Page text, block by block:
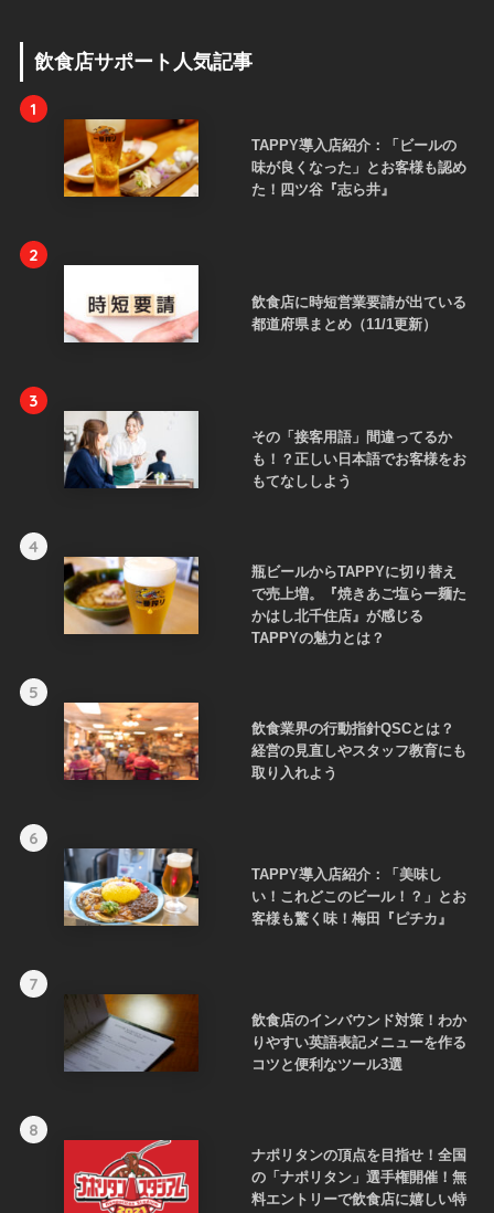
飲食店サポート人気記事
1
TAPPY導入店紹介：「ビールの
味が良くなった」とお客様も認め
た！四ツ谷『志ら井』
2
飲食店に時短営業要請が出ている
都道府県まとめ（11/1更新）
3
その「接客用語」間違ってるか
も！？正しい日本語でお客様をお
もてなししよう
4
瓶ビールからTAPPYに切り替え
で売上増。『焼きあご塩らー麺た
かはし北千住店』が感じる
TAPPYの魅力とは？
5
飲食業界の行動指針QSCとは？
経営の見直しやスタッフ教育にも
取り入れよう
6
TAPPY導入店紹介：「美味し
い！これどこのビール！？」とお
客様も驚く味！梅田『ピチカ』
7
飲食店のインバウンド対策！わか
りやすい英語表記メニューを作る
コツと便利なツール3選
8
ナポリタンの頂点を目指せ！全国
の「ナポリタン」選手権開催！無
料エントリーで飲食店に嬉しい特